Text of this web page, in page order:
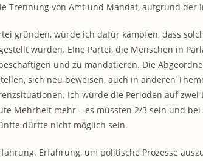
Trennung von Amt und Mandat, aufgrund der
gründen, würde ich dafür kämpfen, dass
würden. EIne Partei, die Menschen in
und zu mandatieren. Die
sich neu beweisen, auch in anderen
Ich würde die Perioden auf
Mehrheit mehr – es müssten 2/3 sein und
dürfte nicht möglich sein.
Erfahrung, um politische Prozesse